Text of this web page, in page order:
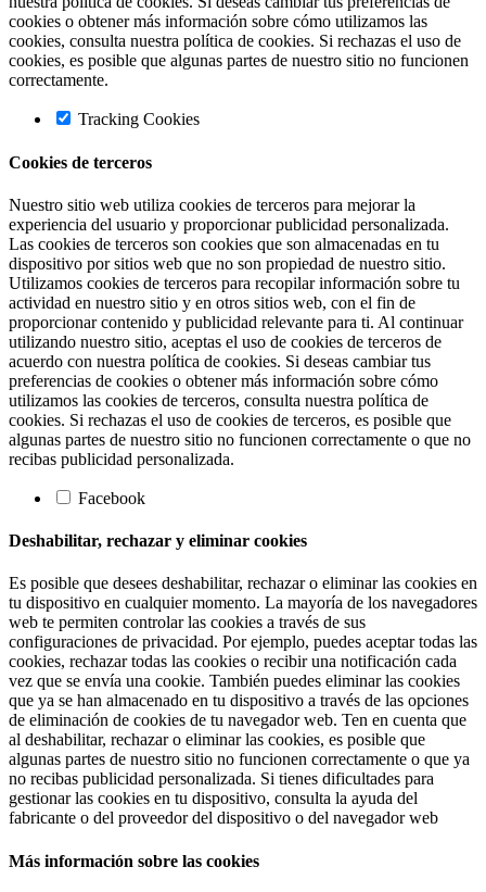
cookies o obtener más información sobre cómo utilizamos las
cookies, consulta nuestra política de cookies. Si rechazas el uso de
cookies, es posible que algunas partes de nuestro sitio no funcionen
correctamente.
Tracking Cookies
Cookies de terceros
Nuestro sitio web utiliza cookies de terceros para mejorar la
experiencia del usuario y proporcionar publicidad personalizada.
Las cookies de terceros son cookies que son almacenadas en tu
dispositivo por sitios web que no son propiedad de nuestro sitio.
Utilizamos cookies de terceros para recopilar información sobre tu
actividad en nuestro sitio y en otros sitios web, con el fin de
proporcionar contenido y publicidad relevante para ti. Al continuar
utilizando nuestro sitio, aceptas el uso de cookies de terceros de
acuerdo con nuestra política de cookies. Si deseas cambiar tus
preferencias de cookies o obtener más información sobre cómo
utilizamos las cookies de terceros, consulta nuestra política de
cookies. Si rechazas el uso de cookies de terceros, es posible que
algunas partes de nuestro sitio no funcionen correctamente o que no
recibas publicidad personalizada.
Facebook
Deshabilitar, rechazar y eliminar cookies
Es posible que desees deshabilitar, rechazar o eliminar las cookies en
tu dispositivo en cualquier momento. La mayoría de los navegadores
web te permiten controlar las cookies a través de sus
configuraciones de privacidad. Por ejemplo, puedes aceptar todas las
cookies, rechazar todas las cookies o recibir una notificación cada
vez que se envía una cookie. También puedes eliminar las cookies
que ya se han almacenado en tu dispositivo a través de las opciones
de eliminación de cookies de tu navegador web. Ten en cuenta que
al deshabilitar, rechazar o eliminar las cookies, es posible que
algunas partes de nuestro sitio no funcionen correctamente o que ya
no recibas publicidad personalizada. Si tienes dificultades para
gestionar las cookies en tu dispositivo, consulta la ayuda del
fabricante o del proveedor del dispositivo o del navegador web
Más información sobre las cookies